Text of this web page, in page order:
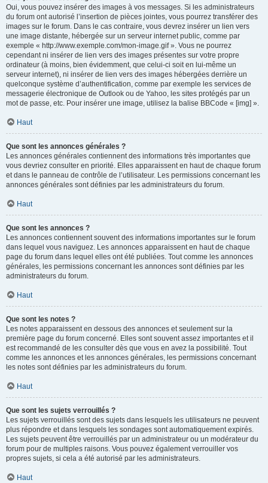
Oui, vous pouvez insérer des images à vos messages. Si les administrateurs
du forum ont autorisé l’insertion de pièces jointes, vous pourrez transférer des
images sur le forum. Dans le cas contraire, vous devrez insérer un lien vers
une image distante, hébergée sur un serveur internet public, comme par
exemple « http://www.exemple.com/mon-image.gif ». Vous ne pourrez
cependant ni insérer de lien vers des images présentes sur votre propre
ordinateur (à moins, bien évidemment, que celui-ci soit en lui-même un
serveur internet), ni insérer de lien vers des images hébergées derrière un
quelconque système d’authentification, comme par exemple les services de
messagerie électronique de Outlook ou de Yahoo, les sites protégés par un
mot de passe, etc. Pour insérer une image, utilisez la balise BBCode « [img] ».
Haut
Que sont les annonces générales ?
Les annonces générales contiennent des informations très importantes que
vous devriez consulter en priorité. Elles apparaissent en haut de chaque forum
et dans le panneau de contrôle de l’utilisateur. Les permissions concernant les
annonces générales sont définies par les administrateurs du forum.
Haut
Que sont les annonces ?
Les annonces contiennent souvent des informations importantes sur le forum
dans lequel vous naviguez. Les annonces apparaissent en haut de chaque
page du forum dans lequel elles ont été publiées. Tout comme les annonces
générales, les permissions concernant les annonces sont définies par les
administrateurs du forum.
Haut
Que sont les notes ?
Les notes apparaissent en dessous des annonces et seulement sur la
première page du forum concerné. Elles sont souvent assez importantes et il
est recommandé de les consulter dès que vous en avez la possibilité. Tout
comme les annonces et les annonces générales, les permissions concernant
les notes sont définies par les administrateurs du forum.
Haut
Que sont les sujets verrouillés ?
Les sujets verrouillés sont des sujets dans lesquels les utilisateurs ne peuvent
plus répondre et dans lesquels les sondages sont automatiquement expirés.
Les sujets peuvent être verrouillés par un administrateur ou un modérateur du
forum pour de multiples raisons. Vous pouvez également verrouiller vos
propres sujets, si cela a été autorisé par les administrateurs.
Haut